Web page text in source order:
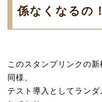
係なくなるの
このスタンプリンクの
同様、
テスト導入としてラン